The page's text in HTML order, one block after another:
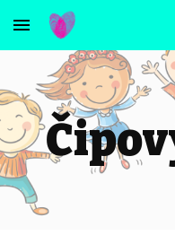
Skip to main content